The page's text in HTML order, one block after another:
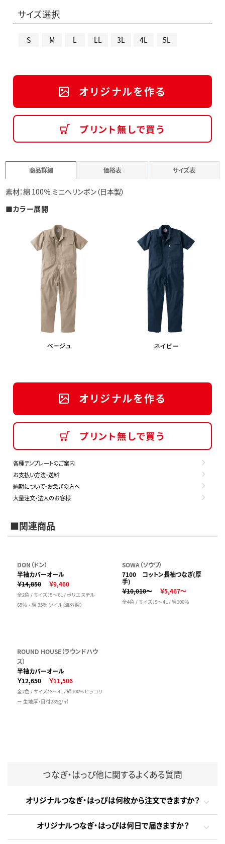
サイズ選択
S M L LL 3L 4L 5L
オリジナルを作る
プリント無しで買う
商品詳細 価格表 サイズ表
素材：綿 100％ ミニヘリンボン（日本製）
■カラー展開
オリジナルを作る
プリント無しで買う
各種テンプレートのご案内
お支払い方法・送料
納期について・お急ぎの方へ
大量注文・法人のお客様
■関連商品
DON（ドン）
半袖カバーオール
￥14,850
￥9,460
全2色 / サイズ：S～6L / ポリエステル
65％ ・ 綿 35％ ツイル（海外製）
SOWA（ソウワ）
7100 コットン長袖つなぎ(厚
手)
￥10,010～
￥5,467～
全4色 / サイズ：S～4L / 綿100％
ROUND HOUSE（ラウンドハウ
ス）
半袖カバーオール
￥12,650
￥11,506
全2色 / サイズ：S～4L / 綿100% ヒッコリ
ー 生地厚・目付285g/㎡
つなぎ・はっぴ他に関するよくある質問
オリジナルつなぎ・はっぴは何枚から注文できますか？
オリジナルつなぎ・はっぴは何日で届きますか？